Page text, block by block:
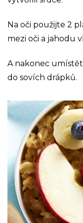
Na oči použijte 2
mezi oči a jahodu
A nakonec
do sovích drápků.